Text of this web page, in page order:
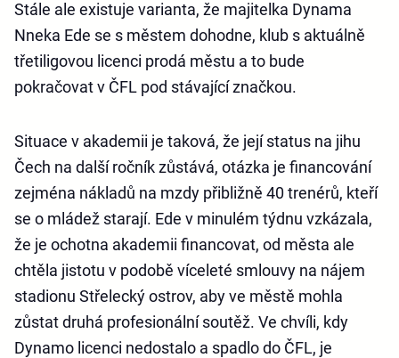
Stále ale existuje varianta, že majitelka Dynama
Nneka Ede se s městem dohodne, klub s aktuálně
třetiligovou licenci prodá městu a to bude
pokračovat v ČFL pod stávající značkou.
Situace v akademii je taková, že její status na jihu
Čech na další ročník zůstává, otázka je financování
zejména nákladů na mzdy přibližně 40 trenérů, kteří
se o mládež starají. Ede v minulém týdnu vzkázala,
že je ochotna akademii financovat, od města ale
chtěla jistotu v podobě víceleté smlouvy na nájem
stadionu Střelecký ostrov, aby ve městě mohla
zůstat druhá profesionální soutěž. Ve chvíli, kdy
Dynamo licenci nedostalo a spadlo do ČFL, je